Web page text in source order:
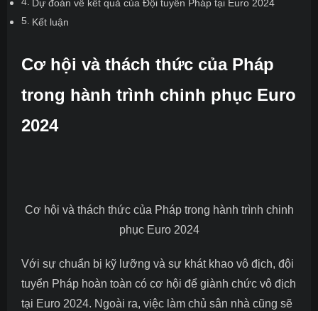
Dự đoán về kết quả của Đội tuyển Pháp tại Euro 2024
Kết luận
Cơ hội và thách thức của Pháp
trong hành trình chinh phục Euro
2024
Cơ hội và thách thức của Pháp trong hành trình chinh
phục Euro 2024
Với sự chuẩn bị kỹ lưỡng và sự khát khao vô địch, đội
tuyển Pháp hoàn toàn có cơ hội để giành chức vô địch
tại Euro 2024. Ngoài ra, việc làm chủ sân nhà cũng sẽ